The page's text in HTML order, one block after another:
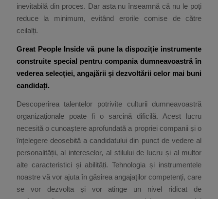
inevitabilă din proces. Dar asta nu înseamnă că nu le poți
reduce la minimum, evitând erorile comise de către
ceilalți.
Great People Inside vă pune la dispoziție instrumente
construite special pentru compania dumneavoastră în
vederea selecției, angajării și dezvoltării celor mai buni
candidați.
Descoperirea talentelor potrivite culturii dumneavoastră
organizaționale poate fi o sarcină dificilă. Acest lucru
necesită o cunoaștere aprofundată a propriei companii și o
înțelegere deosebită a candidatului din punct de vedere al
personalității, al intereselor, al stilului de lucru și al multor
alte caracteristici și abilități. Tehnologia și instrumentele
noastre vă vor ajuta în găsirea angajaților competenți, care
se vor dezvolta și vor atinge un nivel ridicat de